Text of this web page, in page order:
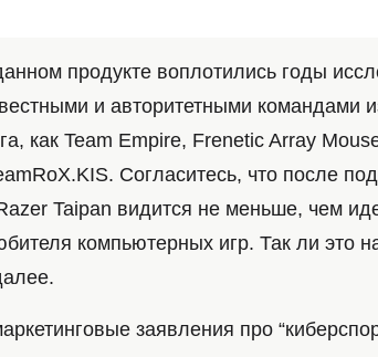
продукте воплотились годы
и авторитетными командами
как Team Empire, Frenetic Array
Согласитесь, что после
Taipan видится не меньше, чем
компьютерных игр. Так ли это
заявления про